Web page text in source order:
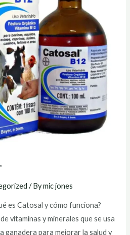
/ Bymic jones
es Catosal y cómo funciona?
vitaminas y minerales que se usa
ganadera para mejorar la salud y